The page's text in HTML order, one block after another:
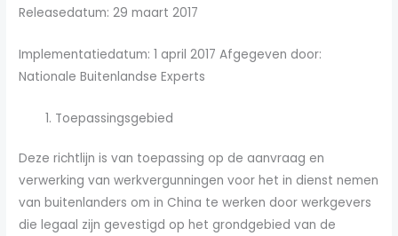
Releasedatum: 29 maart 2017
Implementatiedatum: 1 april 2017 Afgegeven door:
Nationale Buitenlandse Experts
Toepassingsgebied
Deze richtlijn is van toepassing op de aanvraag en
verwerking van werkvergunningen voor het in dienst nemen
van buitenlanders om in China te werken door werkgevers
die legaal zijn gevestigd op het grondgebied van de